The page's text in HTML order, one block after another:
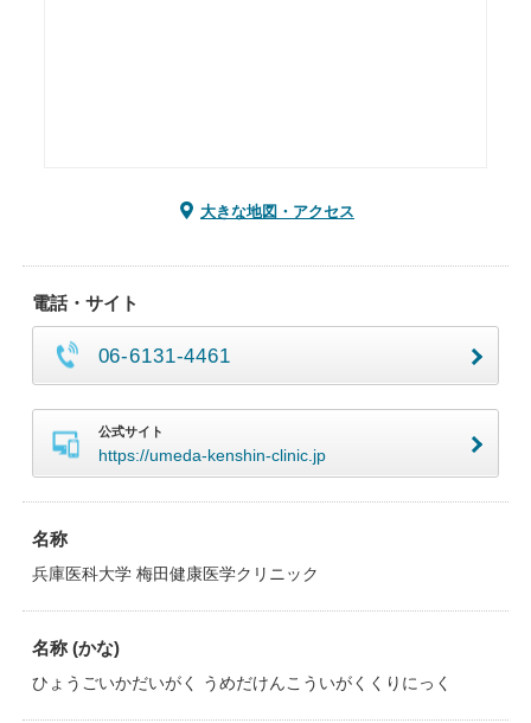
大きな地図・アクセス
電話・サイト
06-6131-4461
公式サイト
https://umeda-kenshin-clinic.jp
名称
兵庫医科大学 梅田健康医学クリニック
名称 (かな)
ひょうごいかだいがく うめだけんこういがくくりにっく